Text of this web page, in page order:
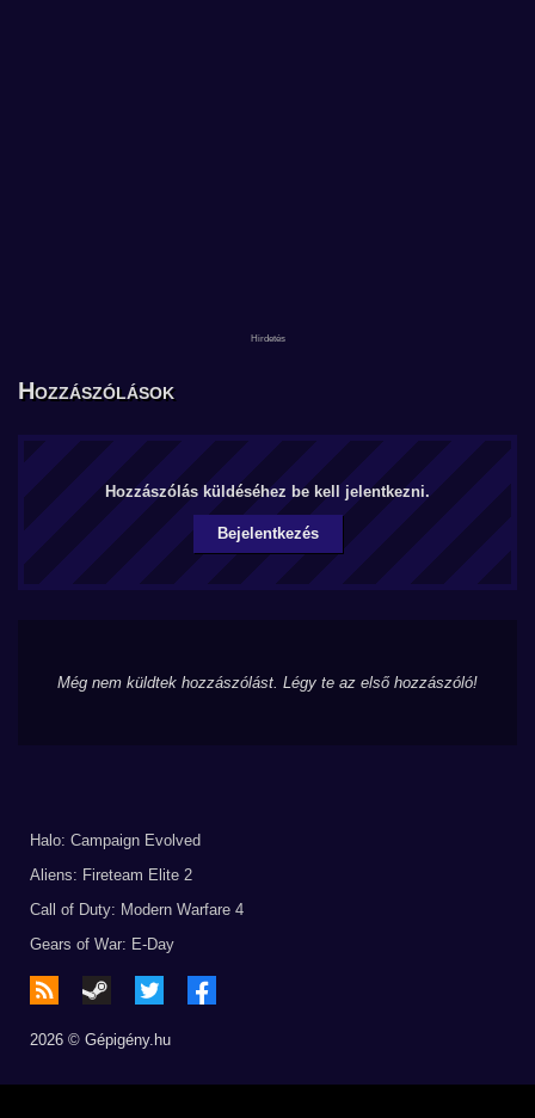
Hozzászólások
Hozzászólás küldéséhez be kell jelentkezni.
Bejelentkezés
Még nem küldtek hozzászólást. Légy te az első hozzászóló!
Halo: Campaign Evolved
Aliens: Fireteam Elite 2
Call of Duty: Modern Warfare 4
Gears of War: E-Day
2026 © Gépigény.hu